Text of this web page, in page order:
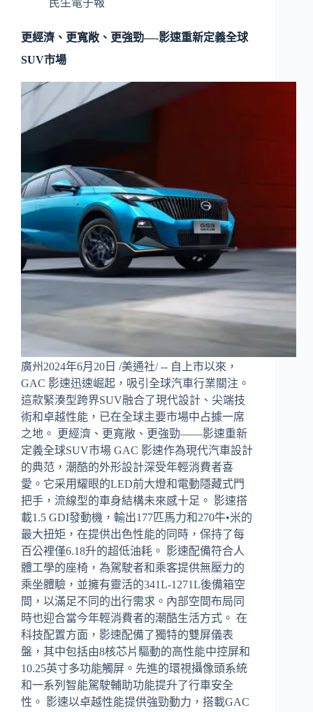
民生電子報
更經濟、更寬敞、更強勁—-影速重新定義全球
SUV市場
廣州2024年6月20日 /美通社/ -- 自上市以來，
GAC 影速迅速崛起，吸引全球汽車行業關注。
這款緊湊型跨界SUV融合了現代設計、尖端技
術和卓越性能，已在全球主要市場中占據一席
之地。 更經濟、更寬敞、更強勁——影速重新
定義全球SUV市場 GAC 影速作為現代汽車設計
的典范，潮酷的外形設計深受年輕消費者喜
愛。它采用耀眼的LED前大燈和電動隱藏式門
把手，流線型的車身結構未來感十足。 影速搭
載1.5 GDI發動機，輸出177匹馬力和270牛•米的
最大扭矩，在提供出色性能的同時，保持了每
百公裡僅6.18升的超低油耗。 影速配備符合人
體工學的座椅，為駕駛者和乘客提供無壓力的
乘坐體驗，並擁有靈活的341L-1271L後備箱空
間，以滿足不同的出行需求。內部空間布局同
時也迎合當今年輕消費者的潮酷生活方式。 在
科技配置方面，影速配備了獨特的雙屏儀表
盤，其中包括由8核芯片驅動的高性能中控屏和
10.25英寸多功能觸屏。先進的環視攝像頭系統
和一系列智能駕駛輔助功能提升了行車安全
性。 影速以卓越性能提供強勁動力，搭載GAC